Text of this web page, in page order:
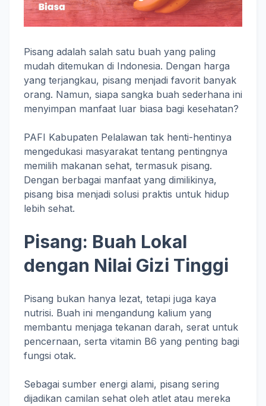
Pisang adalah salah satu buah yang paling
mudah ditemukan di Indonesia. Dengan harga
yang terjangkau, pisang menjadi favorit banyak
orang. Namun, siapa sangka buah sederhana ini
menyimpan manfaat luar biasa bagi kesehatan?
PAFI Kabupaten Pelalawan tak henti-hentinya
mengedukasi masyarakat tentang pentingnya
memilih makanan sehat, termasuk pisang.
Dengan berbagai manfaat yang dimilikinya,
pisang bisa menjadi solusi praktis untuk hidup
lebih sehat.
Pisang: Buah Lokal
dengan Nilai Gizi Tinggi
Pisang bukan hanya lezat, tetapi juga kaya
nutrisi. Buah ini mengandung kalium yang
membantu menjaga tekanan darah, serat untuk
pencernaan, serta vitamin B6 yang penting bagi
fungsi otak.
Sebagai sumber energi alami, pisang sering
dijadikan camilan sehat oleh atlet atau mereka